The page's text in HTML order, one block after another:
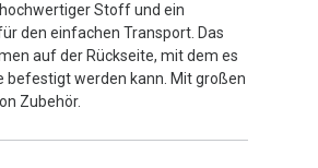
Stoff und ein
den einfachen Transport. Das
auf der Rückseite, mit dem es
befestigt werden kann. Mit großen
Zubehör.